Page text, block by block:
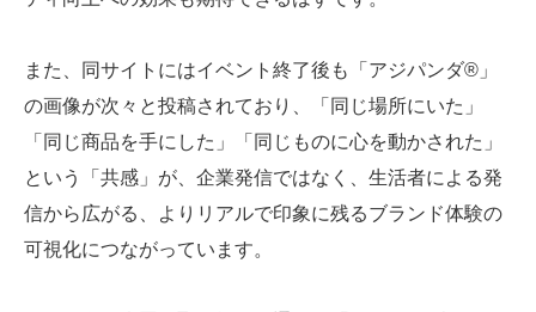
また、同サイトにはイベント終了後も「アジパンダ®」
の画像が次々と投稿されており、「同じ場所にいた」
「同じ商品を手にした」「同じものに心を動かされた」
という「共感」が、企業発信ではなく、生活者による発
信から広がる、よりリアルで印象に残るブランド体験の
可視化につながっています。